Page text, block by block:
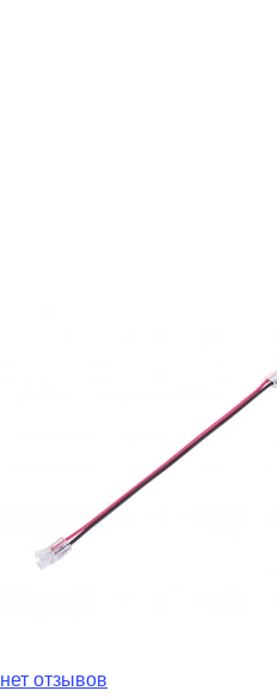
нет отзывов